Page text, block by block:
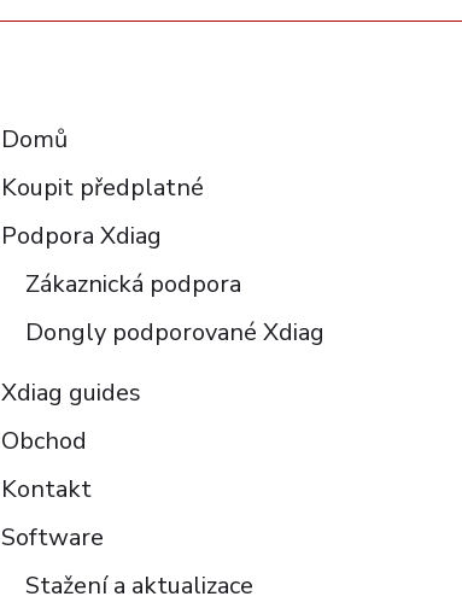
Domů
Koupit předplatné
Podpora Xdiag
Zákaznická podpora
Dongly podporované Xdiag
Xdiag guides
Obchod
Kontakt
Software
Stažení a aktualizace